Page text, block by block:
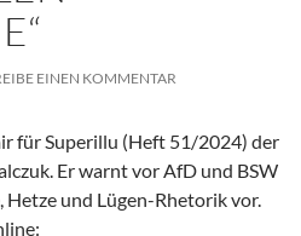
EINEN KOMMENTAR
für Superillu (Heft 51/2024) der
Er warnt vor AfD und BSW
und Lügen-Rhetorik vor.